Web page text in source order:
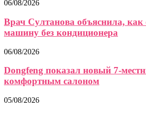
06/08/2026
Врач Султанова объяснила, как
машину без кондиционера
06/08/2026
Dongfeng показал новый 7-
комфортным салоном
05/08/2026